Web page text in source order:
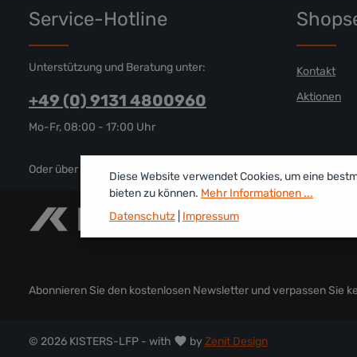
Service-Hotline
Unterstützung und Beratung unter:
+49 (0) 9131 4800960
Mo-Fr, 08:00 - 17:00 Uhr
Oder über unserKontaktformular
Kontakt
Aktionen
Abonnieren Sie den kostenlosen Newsletter und verpassen Sie
© 2026 KISTERS-LFP - with by Zenit Design
Diese Website verwendet Cookies, um eine
bieten zu können. Mehr Informationen ...
Datenschutz| Impressum